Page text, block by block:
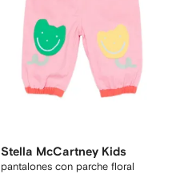
Stella McCartney Kids
pantalones con parche floral